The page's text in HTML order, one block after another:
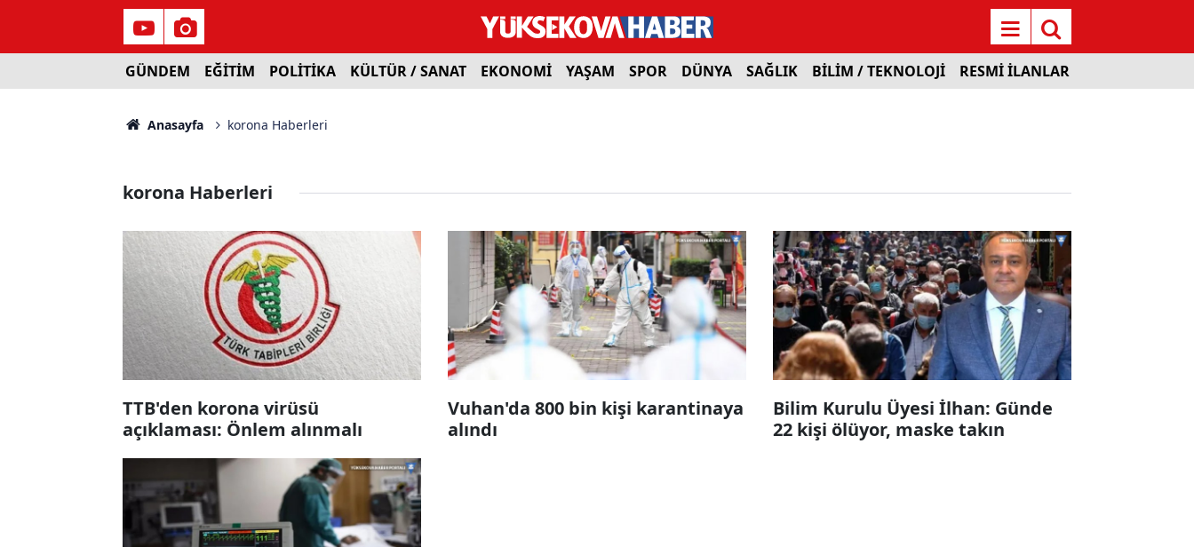
GÜNDEM EĞİTİM POLİTİKA KÜLTÜR / SANAT EKONOMİ YAŞAM SPOR DÜNYA SAĞLIK BİLİM / TEKNOLOJİ RESMİ İLANLAR
Anasayfa korona Haberleri
korona Haberleri
TTB'den korona virüsü
açıklaması: Önlem alınmalı
Vuhan'da 800 bin kişi karantinaya
alındı
Bilim Kurulu Üyesi İlhan: Günde
22 kişi ölüyor, maske takın